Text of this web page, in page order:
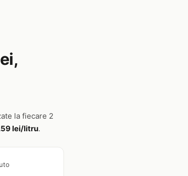
la fiecare 2
lei/litru.